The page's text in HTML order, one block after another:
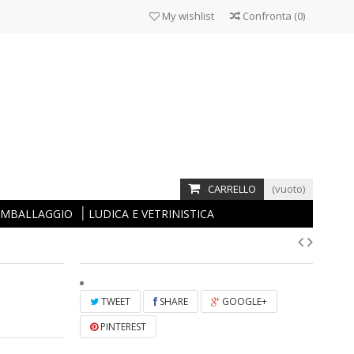
Confronta (0)
My wishlist
CARRELLO (vuoto)
LUDICA E VETRINISTICA
TWEET SHARE
GOOGLE+
PINTEREST